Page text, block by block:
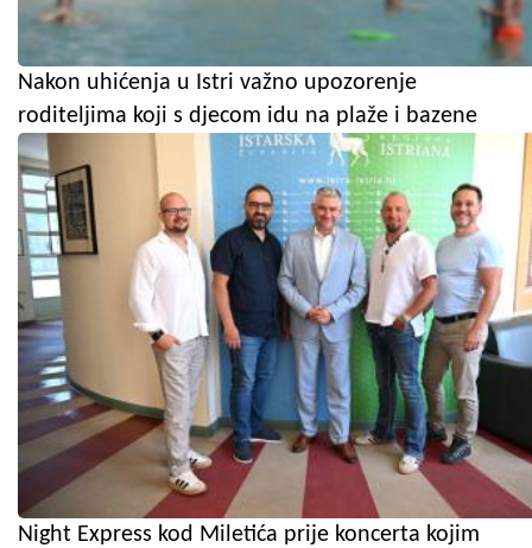
Nakon uhićenja u Istri važno upozorenje
roditeljima koji s djecom idu na plaže i bazene
Night Express kod Miletića prije koncerta kojim